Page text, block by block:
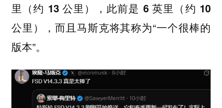
里（约 13 公里），此前是 6 英里（约 10
公里）
，而且马斯克将其称为“一个很棒的
版本”。